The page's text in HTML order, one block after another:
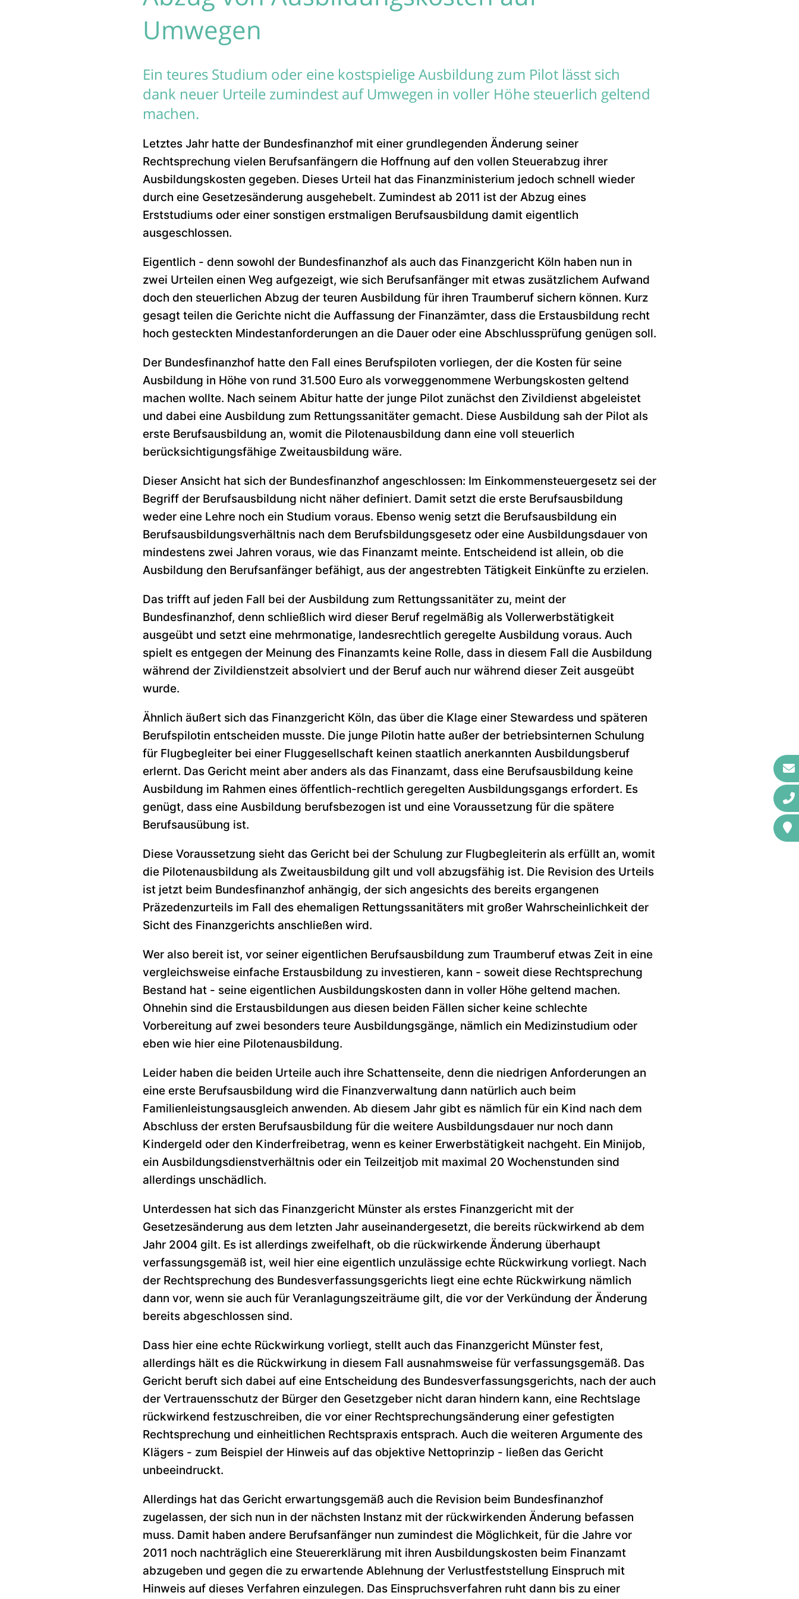
Umwegen
Ein teures Studium oder eine kostspielige Ausbildung zum Pilot lässt sich
dank neuer Urteile zumindest auf Umwegen in voller Höhe steuerlich geltend
machen.
Letztes Jahr hatte der Bundesfinanzhof mit einer grundlegenden Änderung seiner
Rechtsprechung vielen Berufsanfängern die Hoffnung auf den vollen Steuerabzug ihrer
Ausbildungskosten gegeben. Dieses Urteil hat das Finanzministerium jedoch schnell wieder
durch eine Gesetzesänderung ausgehebelt. Zumindest ab 2011 ist der Abzug eines
Erststudiums oder einer sonstigen erstmaligen Berufsausbildung damit eigentlich
ausgeschlossen.
Eigentlich - denn sowohl der Bundesfinanzhof als auch das Finanzgericht Köln haben nun in
zwei Urteilen einen Weg aufgezeigt, wie sich Berufsanfänger mit etwas zusätzlichem Aufwand
doch den steuerlichen Abzug der teuren Ausbildung für ihren Traumberuf sichern können. Kurz
gesagt teilen die Gerichte nicht die Auffassung der Finanzämter, dass die Erstausbildung recht
hoch gesteckten Mindestanforderungen an die Dauer oder eine Abschlussprüfung genügen soll.
Der Bundesfinanzhof hatte den Fall eines Berufspiloten vorliegen, der die Kosten für seine
Ausbildung in Höhe von rund 31.500 Euro als vorweggenommene Werbungskosten geltend
machen wollte. Nach seinem Abitur hatte der junge Pilot zunächst den Zivildienst abgeleistet
und dabei eine Ausbildung zum Rettungssanitäter gemacht. Diese Ausbildung sah der Pilot als
erste Berufsausbildung an, womit die Pilotenausbildung dann eine voll steuerlich
berücksichtigungsfähige Zweitausbildung wäre.
Dieser Ansicht hat sich der Bundesfinanzhof angeschlossen: Im Einkommensteuergesetz sei der
Begriff der Berufsausbildung nicht näher definiert. Damit setzt die erste Berufsausbildung
weder eine Lehre noch ein Studium voraus. Ebenso wenig setzt die Berufsausbildung ein
Berufsausbildungsverhältnis nach dem Berufsbildungsgesetz oder eine Ausbildungsdauer von
mindestens zwei Jahren voraus, wie das Finanzamt meinte. Entscheidend ist allein, ob die
Ausbildung den Berufsanfänger befähigt, aus der angestrebten Tätigkeit Einkünfte zu erzielen.
Das trifft auf jeden Fall bei der Ausbildung zum Rettungssanitäter zu, meint der
Bundesfinanzhof, denn schließlich wird dieser Beruf regelmäßig als Vollerwerbstätigkeit
ausgeübt und setzt eine mehrmonatige, landesrechtlich geregelte Ausbildung voraus. Auch
spielt es entgegen der Meinung des Finanzamts keine Rolle, dass in diesem Fall die Ausbildung
während der Zivildienstzeit absolviert und der Beruf auch nur während dieser Zeit ausgeübt
wurde.
Ähnlich äußert sich das Finanzgericht Köln, das über die Klage einer Stewardess und späteren
Berufspilotin entscheiden musste. Die junge Pilotin hatte außer der betriebsinternen Schulung
für Flugbegleiter bei einer Fluggesellschaft keinen staatlich anerkannten Ausbildungsberuf
erlernt. Das Gericht meint aber anders als das Finanzamt, dass eine Berufsausbildung keine
Ausbildung im Rahmen eines öffentlich-rechtlich geregelten Ausbildungsgangs erfordert. Es
genügt, dass eine Ausbildung berufsbezogen ist und eine Voraussetzung für die spätere
Berufsausübung ist.
Diese Voraussetzung sieht das Gericht bei der Schulung zur Flugbegleiterin als erfüllt an, womit
die Pilotenausbildung als Zweitausbildung gilt und voll abzugsfähig ist. Die Revision des Urteils
ist jetzt beim Bundesfinanzhof anhängig, der sich angesichts des bereits ergangenen
Präzedenzurteils im Fall des ehemaligen Rettungssanitäters mit großer Wahrscheinlichkeit der
Sicht des Finanzgerichts anschließen wird.
Wer also bereit ist, vor seiner eigentlichen Berufsausbildung zum Traumberuf etwas Zeit in eine
vergleichsweise einfache Erstausbildung zu investieren, kann - soweit diese Rechtsprechung
Bestand hat - seine eigentlichen Ausbildungskosten dann in voller Höhe geltend machen.
Ohnehin sind die Erstausbildungen aus diesen beiden Fällen sicher keine schlechte
Vorbereitung auf zwei besonders teure Ausbildungsgänge, nämlich ein Medizinstudium oder
eben wie hier eine Pilotenausbildung.
Leider haben die beiden Urteile auch ihre Schattenseite, denn die niedrigen Anforderungen an
eine erste Berufsausbildung wird die Finanzverwaltung dann natürlich auch beim
Familienleistungsausgleich anwenden. Ab diesem Jahr gibt es nämlich für ein Kind nach dem
Abschluss der ersten Berufsausbildung für die weitere Ausbildungsdauer nur noch dann
Kindergeld oder den Kinderfreibetrag, wenn es keiner Erwerbstätigkeit nachgeht. Ein Minijob,
ein Ausbildungsdienstverhältnis oder ein Teilzeitjob mit maximal 20 Wochenstunden sind
allerdings unschädlich.
Unterdessen hat sich das Finanzgericht Münster als erstes Finanzgericht mit der
Gesetzesänderung aus dem letzten Jahr auseinandergesetzt, die bereits rückwirkend ab dem
Jahr 2004 gilt. Es ist allerdings zweifelhaft, ob die rückwirkende Änderung überhaupt
verfassungsgemäß ist, weil hier eine eigentlich unzulässige echte Rückwirkung vorliegt. Nach
der Rechtsprechung des Bundesverfassungsgerichts liegt eine echte Rückwirkung nämlich
dann vor, wenn sie auch für Veranlagungszeiträume gilt, die vor der Verkündung der Änderung
bereits abgeschlossen sind.
Dass hier eine echte Rückwirkung vorliegt, stellt auch das Finanzgericht Münster fest,
allerdings hält es die Rückwirkung in diesem Fall ausnahmsweise für verfassungsgemäß. Das
Gericht beruft sich dabei auf eine Entscheidung des Bundesverfassungsgerichts, nach der auch
der Vertrauensschutz der Bürger den Gesetzgeber nicht daran hindern kann, eine Rechtslage
rückwirkend festzuschreiben, die vor einer Rechtsprechungsänderung einer gefestigten
Rechtsprechung und einheitlichen Rechtspraxis entsprach. Auch die weiteren Argumente des
Klägers - zum Beispiel der Hinweis auf das objektive Nettoprinzip - ließen das Gericht
unbeeindruckt.
Allerdings hat das Gericht erwartungsgemäß auch die Revision beim Bundesfinanzhof
zugelassen, der sich nun in der nächsten Instanz mit der rückwirkenden Änderung befassen
muss. Damit haben andere Berufsanfänger nun zumindest die Möglichkeit, für die Jahre vor
2011 noch nachträglich eine Steuererklärung mit ihren Ausbildungskosten beim Finanzamt
abzugeben und gegen die zu erwartende Ablehnung der Verlustfeststellung Einspruch mit
Hinweis auf dieses Verfahren einzulegen. Das Einspruchsverfahren ruht dann bis zu einer